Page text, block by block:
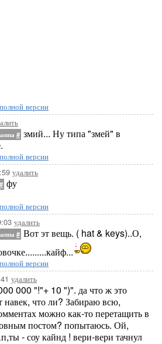
версии
# змий... Ну типа "змей" в
версии
удалить
# фу
версии
удалить
# Вот эт вещь. ( hat & keys)..О,
версии
удалить
000 "!"+ 10 ")". да что ж это
навек, что ли? Забираю всю,
можно как-то перетащить в
постом? попытаюсь. Ой,
- соу кайнд ! вери-вери тачнул